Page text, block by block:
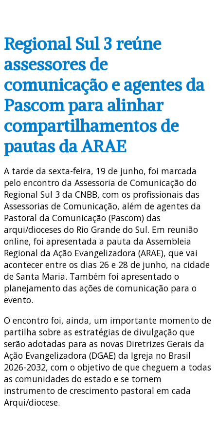
Regional Sul 3 reúne
assessores de
comunicação e agentes da
Pascom para alinhar
compartilhamentos de
pautas da ARAE
A tarde da sexta-feira, 19 de junho, foi marcada
pelo encontro da Assessoria de Comunicação do
Regional Sul 3 da CNBB, com os profissionais das
Assessorias de Comunicação, além de agentes da
Pastoral da Comunicação (Pascom) das
arqui/dioceses do Rio Grande do Sul. Em reunião
online, foi apresentada a pauta da Assembleia
Regional da Ação Evangelizadora (ARAE), que vai
acontecer entre os dias 26 e 28 de junho, na cidade
de Santa Maria. Também foi apresentado o
planejamento das ações de comunicação para o
evento.
O encontro foi, ainda, um importante momento de
partilha sobre as estratégias de divulgação que
serão adotadas para as novas Diretrizes Gerais da
Ação Evangelizadora (DGAE) da Igreja no Brasil
2026-2032, com o objetivo de que cheguem a todas
as comunidades do estado e se tornem
instrumento de crescimento pastoral em cada
Arqui/diocese.